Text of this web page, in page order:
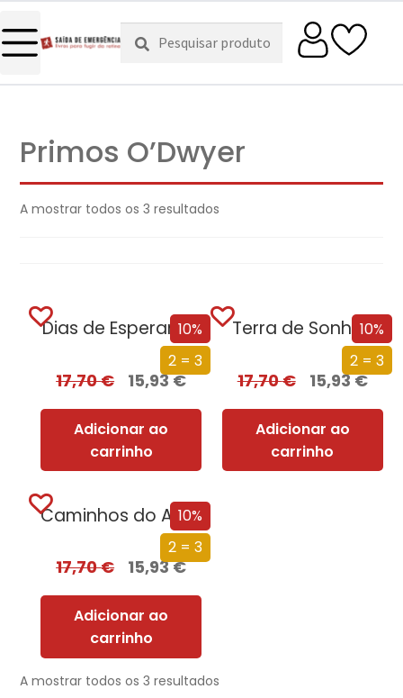
Pesquisar
por:
Pesquisa
Primos O’Dwyer
A mostrar todos os 3 resultados
10%
2 = 3
Dias de Esperança
17,70€ 15,93€
Adicionar ao
carrinho
10%
2 = 3
Terra de Sonhos
17,70€ 15,93€
Adicionar ao
carrinho
10%
2 = 3
Caminhos do Amor
17,70€ 15,93€
Adicionar ao
carrinho
A mostrar todos os 3 resultados